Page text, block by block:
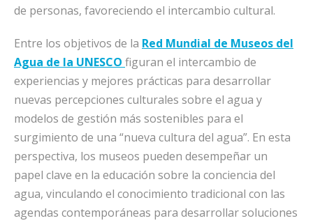
de personas, favoreciendo el intercambio cultural.
Entre los objetivos de la Red Mundial de Museos del
Agua de la UNESCO figuran el intercambio de
experiencias y mejores prácticas para desarrollar
nuevas percepciones culturales sobre el agua y
modelos de gestión más sostenibles para el
surgimiento de una “nueva cultura del agua”. En esta
perspectiva, los museos pueden desempeñar un
papel clave en la educación sobre la conciencia del
agua, vinculando el conocimiento tradicional con las
agendas contemporáneas para desarrollar soluciones